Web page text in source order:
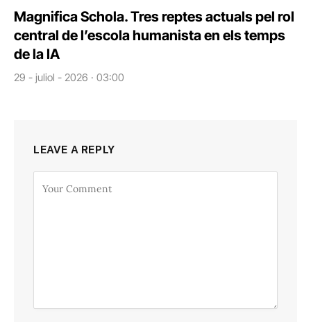
Magnifica Schola. Tres reptes actuals pel rol
central de l’escola humanista en els temps
de la IA
29 - juliol - 2026 · 03:00
LEAVE A REPLY